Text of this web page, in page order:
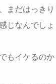
まだはっきり
じなんでしょ
もイケるのか